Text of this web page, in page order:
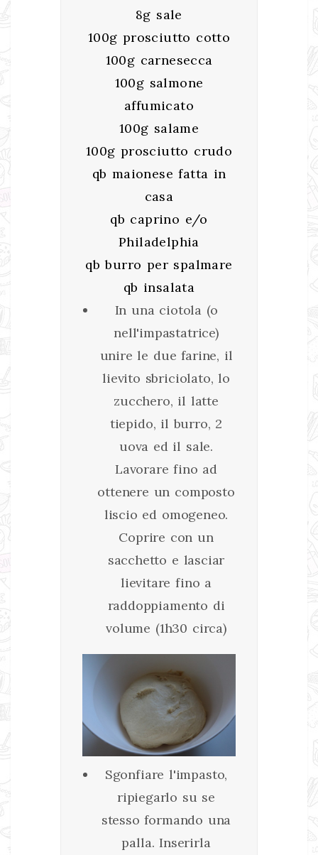
8g sale
100g prosciutto cotto
100g carnesecca
100g salmone
affumicato
100g salame
100g prosciutto crudo
qb maionese fatta in
casa
qb caprino e/o
Philadelphia
qb burro per spalmare
qb insalata
In una ciotola (o
nell'impastatrice)
unire le due farine, il
lievito sbriciolato, lo
zucchero, il latte
tiepido, il burro, 2
uova ed il sale.
Lavorare fino ad
ottenere un composto
liscio ed omogeneo.
Coprire con un
sacchetto e lasciar
lievitare fino a
raddoppiamento di
volume (1h30 circa)
Sgonfiare l'impasto,
ripiegarlo su se
stesso formando una
palla. Inserirla